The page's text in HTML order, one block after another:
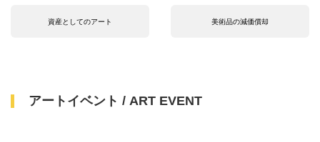
資産としてのアート 美術品の減価償却
アートイベント / ART EVENT